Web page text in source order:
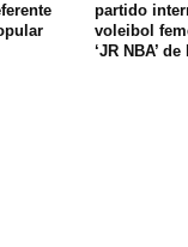
partido
voleibol
‘JR NBA’